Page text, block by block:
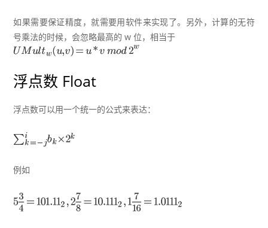
如果需要保证精度，就需要用软件来实现了。另外，计算的无符
号乘法的时候，会忽略最高的 w 位，相当于
浮点数 Float
浮点数可以用一个统一的公式来表达：
例如